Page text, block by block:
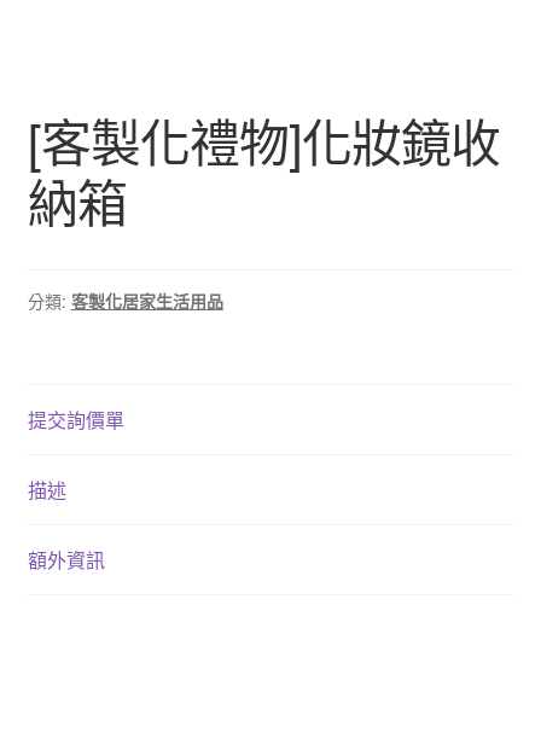
[客製化禮物]化妝鏡收
納箱
分類: 客製化居家生活用品
提交詢價單
描述
額外資訊